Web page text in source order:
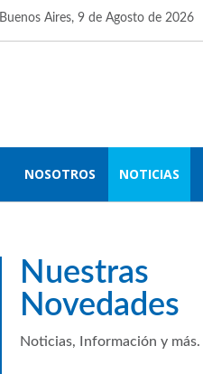
Buenos Aires, 9 de Agosto de 2026
NOSOTROS NOTICIAS
Nuestras
Novedades
Noticias, Información y más.